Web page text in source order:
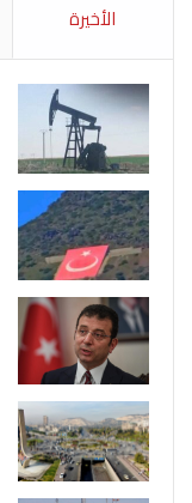
الأخيرة